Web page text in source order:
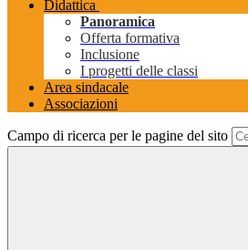
Didattica
Panoramica
Offerta formativa
Inclusione
I progetti delle classi
Area sindacale
Associazioni
Campo di ricerca per le pagine del sito